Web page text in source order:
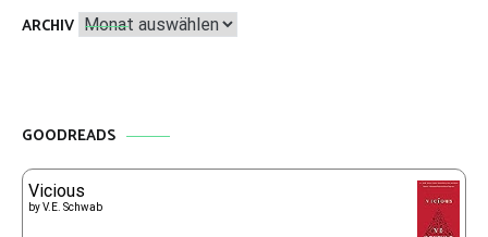
ARCHIV Archiv
GOODREADS
Vicious
byV.E. Schwab